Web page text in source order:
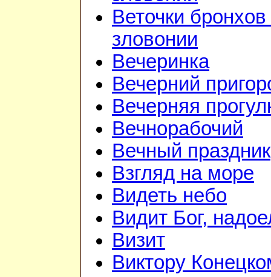
Веточки
зловонии
Вечеринка
Вечерний
Вечерняя
Вечнорабочий
Вечный праздник
Взгляд на море
Видеть небо
Видит Бог,
Визит
Виктору